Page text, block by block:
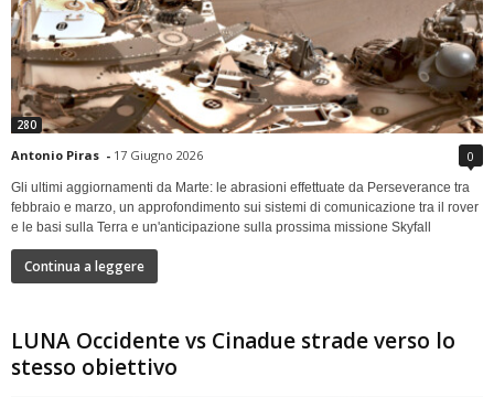
280
Antonio Piras - 17 Giugno 2026 0
Gli ultimi aggiornamenti da Marte: le abrasioni effettuate da Perseverance tra
febbraio e marzo, un approfondimento sui sistemi di comunicazione tra il rover
e le basi sulla Terra e un'anticipazione sulla prossima missione Skyfall
Continua a leggere
LUNA Occidente vs Cinadue strade verso lo
stesso obiettivo